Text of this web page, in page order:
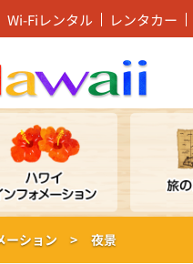
Wi-Fiレンタル レンタカー
ーション > 夜景